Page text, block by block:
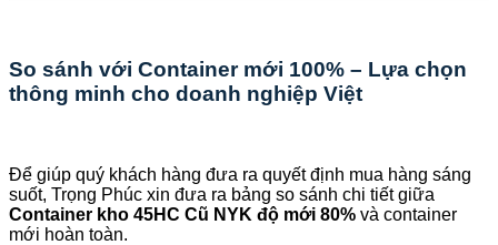
So sánh với Container mới 100% – Lựa chọn
thông minh cho doanh nghiệp Việt
Để giúp quý khách hàng đưa ra quyết định mua hàng sáng
suốt, Trọng Phúc xin đưa ra bảng so sánh chi tiết giữa
Container kho 45HC Cũ NYK độ mới 80% và container
mới hoàn toàn.